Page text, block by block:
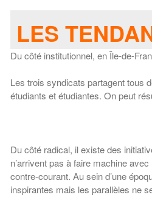
LES
Du côté institutionnel, en Île-de-
Les trois syndicats partagent tous
étudiants et étudiantes. On peut
Du côté radical, il existe des
n’arrivent pas à faire machine
contre-courant. Au sein d’une
inspirantes mais les parallèles ne